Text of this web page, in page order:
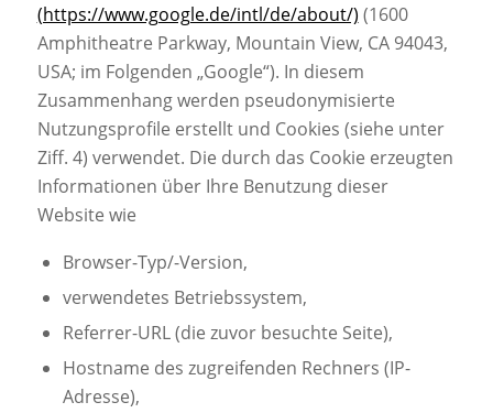
(https://www.google.de/intl/de/about/) (1600
Amphitheatre Parkway, Mountain View, CA 94043,
USA; im Folgenden „Google“). In diesem
Zusammenhang werden pseudonymisierte
Nutzungsprofile erstellt und Cookies (siehe unter
Ziff. 4) verwendet. Die durch das Cookie erzeugten
Informationen über Ihre Benutzung dieser
Website wie
Browser-Typ/-Version,
verwendetes Betriebssystem,
Referrer-URL (die zuvor besuchte Seite),
Hostname des zugreifenden Rechners (IP-
Adresse),